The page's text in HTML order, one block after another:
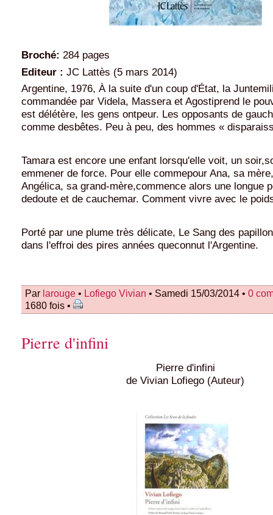
Broché: 284 pages
Editeur : JC Lattès (5 mars 2014)
Argentine, 1976, À la suite d'un coup d'État, la
commandée par Videla, Massera et Agostiprend le
est délétère, les gens ontpeur. Les opposants de
comme desbêtes. Peu à peu, des hommes «
Tamara est encore une enfant lorsqu'elle voit, un
emmener de force. Pour elle commepour Ana, sa
Angélica, sa grand-mère,commence alors une longue
dedoute et de cauchemar. Comment vivre avec le
Porté par une plume très délicate, Le Sang des
dans l'effroi des pires années queconnut l'Argentine.
Par larouge • Lofiego Vivian • Samedi 15/03/2014 • 0
1680 fois •
Pierre d'infini
Pierre d'infini
de Vivian Lofiego (Auteur)